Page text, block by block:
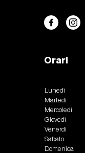
Orari
Lunedì
Martedì
Mercoledì
Giovedì
Venerdì
Sabato
Domenica